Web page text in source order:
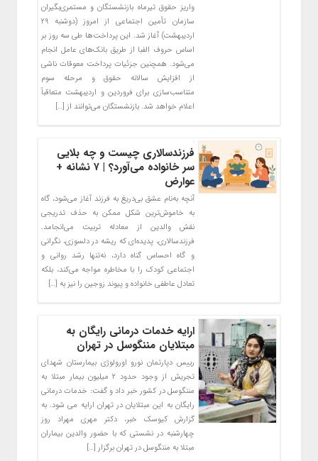
واریز حقوق تیرماه بازنشستگان و مستمری‌بگیران
سازمان تأمین اجتماعی از امروز (دوشنبه ۲۹
اردیبهشت) آغاز شد. این پرداخت‌ها طی سه روز بر
اساس حروف الفبا از طریق بانک‌های عامل انجام
می‌شود. همچنین جزئیات پرداخت معوقات ناشی
از افزایش سالانه حقوق و مرحله سوم
متناسب‌سازی برای فروردین و اردیبهشت متعاقباً
اعلام خواهد شد. بازنشستگان می‌توانند از […]
فرزندسالاری چیست و چه بلایی
سر خانواده می‌آورد؟ | ۷ نشانه +
عوارض
آنچه به‌نام عشق بی‌دریغ به فرزند آغاز می‌شود، گاه
به خاموش‌ترین شکل ممکن به حذف تدریجی
نقش والدین از معادله تربیت می‌انجامد.
فرزندسالاری، پدیده‌ای که ریشه در دلسوزی، نگرانی
و گاه احساس گناه دارد، نه‌تنها رشد روانی و
اجتماعی کودک را با مخاطره مواجه می‌کند، بلکه
تعادل عاطفی خانواده و پیوند زوجین را نیز به […]
ارایه خدمات درمانی رایگان به
مبتلایان مننگوسل در تهران
رییس دپارتمان نورو اورولوژی بیمارستان شهدای
تجریش از وجود حدود ۲ میلیون بیمار مبتلا به
مننگوسل در کشور خبر داد و گفت: خدمات درمانی
رایگان به این مبتلایان در تهران ارایه می شود. به
گزارش کیوسک خبر، دکتر مهری مهراد روز
چهارشنبه در نشستی که با حضور والدین بیماران
مبتلا به مننگوسل در تهران برگزار […]